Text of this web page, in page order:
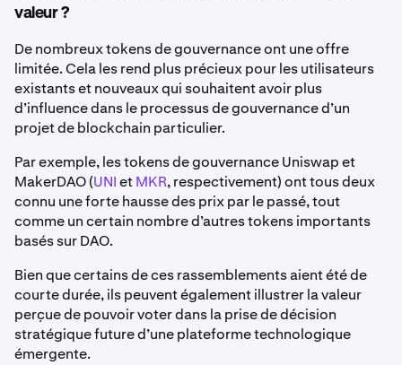
valeur ?
De nombreux tokens de gouvernance ont une offre
limitée. Cela les rend plus précieux pour les utilisateurs
existants et nouveaux qui souhaitent avoir plus
d’influence dans le processus de gouvernance d’un
projet de blockchain particulier.
Par exemple, les tokens de gouvernance Uniswap et
MakerDAO (UNIetMKR, respectivement) ont tous deux
connu une forte hausse des prix par le passé, tout
comme un certain nombre d’autres tokens importants
basés sur DAO.
Bien que certains de ces rassemblements aient été de
courte durée, ils peuvent également illustrer la valeur
perçue de pouvoir voter dans la prise de décision
stratégique future d’une plateforme technologique
émergente.